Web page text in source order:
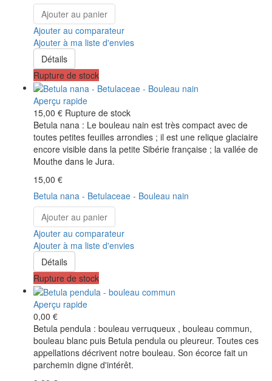
Ajouter au panier
Ajouter au comparateur
Ajouter à ma liste d'envies
Détails
Rupture de stock
Aperçu rapide
15,00 € Rupture de stock
Betula nana : Le bouleau nain est très compact avec de
toutes petites feuilles arrondies ; il est une relique glaciaire
encore visible dans la petite Sibérie française ; la vallée de
Mouthe dans le Jura.
15,00 €
Betula nana - Betulaceae - Bouleau nain
Ajouter au panier
Ajouter au comparateur
Ajouter à ma liste d'envies
Détails
Rupture de stock
Aperçu rapide
0,00 €
Betula pendula : bouleau verruqueux , bouleau commun,
bouleau blanc puis Betula pendula ou pleureur. Toutes ces
appellations décrivent notre bouleau. Son écorce fait un
parchemin digne d'intérêt.